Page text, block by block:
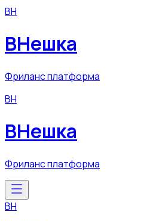
ВН
ВНешка
Фриланс платформа
ВН
ВНешка
Фриланс платформа
ВН